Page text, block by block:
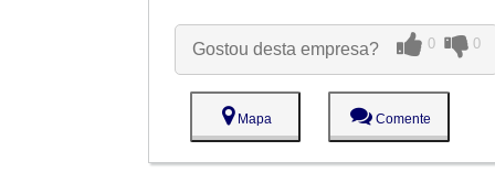
Gostou desta empresa? 0 0
Mapa Comente